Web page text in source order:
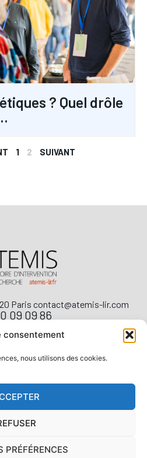
consentement
nous utilisons des cookies.
PRÉFÉRENCES
? Quel drôle
1 2 SUIVANT
Paris contact@atemis-lir.com
09 09 86